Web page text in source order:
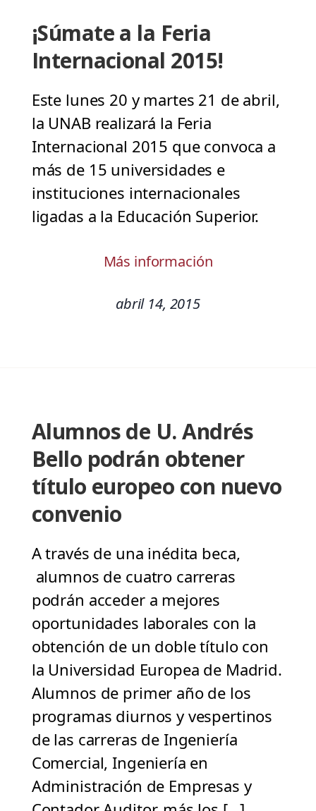
¡Súmate a la Feria
Internacional 2015!
Este lunes 20 y martes 21 de abril,
la UNAB realizará la Feria
Internacional 2015 que convoca a
más de 15 universidades e
instituciones internacionales
ligadas a la Educación Superior.
Más información
abril 14, 2015
Alumnos de U. Andrés
Bello podrán obtener
título europeo con nuevo
convenio
A través de una inédita beca,
alumnos de cuatro carreras
podrán acceder a mejores
oportunidades laborales con la
obtención de un doble título con
la Universidad Europea de Madrid.
Alumnos de primer año de los
programas diurnos y vespertinos
de las carreras de Ingeniería
Comercial, Ingeniería en
Administración de Empresas y